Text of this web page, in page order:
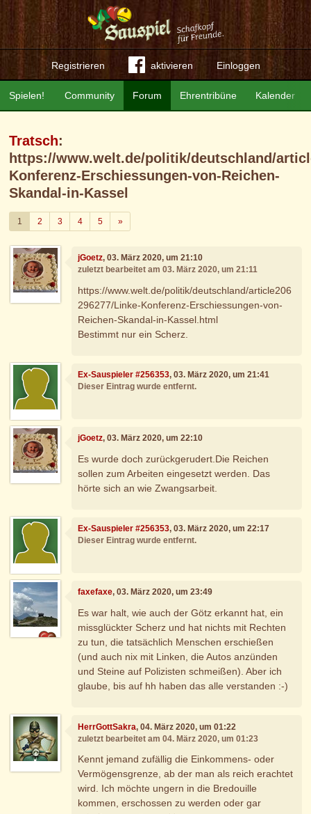
Registrieren aktivieren Einloggen
Community Forum Ehrentribüne Kalender
Spielen!
Tratsch:
https://www.welt.de/politik/deutschland/
Konferenz-Erschiessungen-von-Reichen-
Skandal-in-Kassel
1 2 3 4 5 »Weiter
jGoetz, 03. März 2020, um 21:10
zuletzt bearbeitet am 03. März 2020, um 21:11
https://www.welt.de/politik/deutschland/article206
296277/Linke-Konferenz-Erschiessungen-von-
Reichen-Skandal-in-Kassel.html
Bestimmt nur ein Scherz.
Ex-Sauspieler #256353, 03. März 2020, um 21:41
Dieser Eintrag wurde entfernt.
jGoetz, 03. März 2020, um 22:10
Es wurde doch zurückgerudert.Die Reichen
sollen zum Arbeiten eingesetzt werden. Das
hörte sich an wie Zwangsarbeit.
Ex-Sauspieler #256353, 03. März 2020, um 22:17
Dieser Eintrag wurde entfernt.
faxefaxe, 03. März 2020, um 23:49
Es war halt, wie auch der Götz erkannt hat, ein
missglückter Scherz und hat nichts mit Rechten
zu tun, die tatsächlich Menschen erschießen
(und auch nix mit Linken, die Autos anzünden
und Steine auf Polizisten schmeißen). Aber ich
glaube, bis auf hh haben das alle verstanden :-)
HerrGottSakra, 04. März 2020, um 01:22
zuletzt bearbeitet am 04. März 2020, um 01:23
Kennt jemand zufällig die Einkommens- oder
Vermögensgrenze, ab der man als reich erachtet
wird. Ich möchte ungern in die Bredouille
kommen, erschossen zu werden oder gar